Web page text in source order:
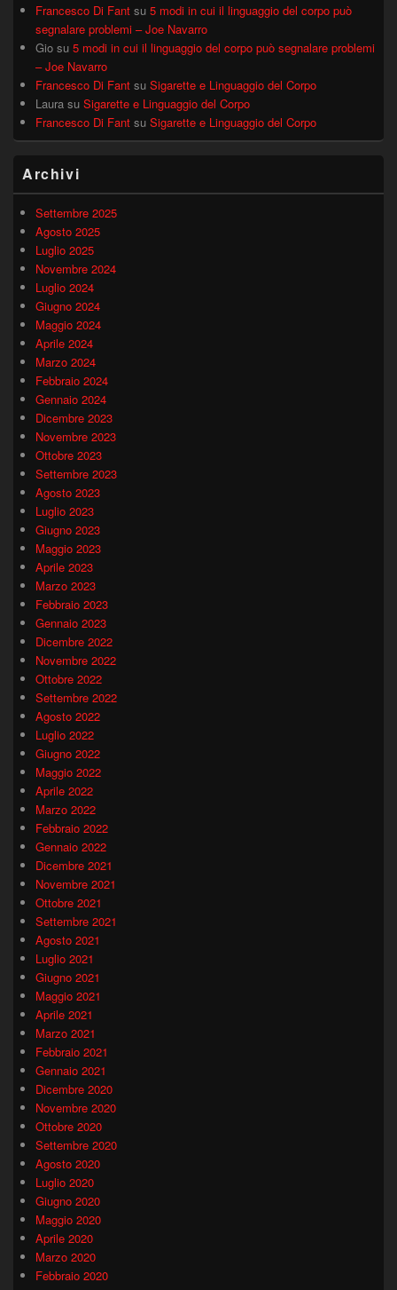
Francesco Di Fant su 5 modi in cui il linguaggio del corpo può
segnalare problemi – Joe Navarro
Gio su 5 modi in cui il linguaggio del corpo può segnalare problemi
– Joe Navarro
Francesco Di Fant su Sigarette e Linguaggio del Corpo
Laura su Sigarette e Linguaggio del Corpo
Francesco Di Fant su Sigarette e Linguaggio del Corpo
Archivi
Settembre 2025
Agosto 2025
Luglio 2025
Novembre 2024
Luglio 2024
Giugno 2024
Maggio 2024
Aprile 2024
Marzo 2024
Febbraio 2024
Gennaio 2024
Dicembre 2023
Novembre 2023
Ottobre 2023
Settembre 2023
Agosto 2023
Luglio 2023
Giugno 2023
Maggio 2023
Aprile 2023
Marzo 2023
Febbraio 2023
Gennaio 2023
Dicembre 2022
Novembre 2022
Ottobre 2022
Settembre 2022
Agosto 2022
Luglio 2022
Giugno 2022
Maggio 2022
Aprile 2022
Marzo 2022
Febbraio 2022
Gennaio 2022
Dicembre 2021
Novembre 2021
Ottobre 2021
Settembre 2021
Agosto 2021
Luglio 2021
Giugno 2021
Maggio 2021
Aprile 2021
Marzo 2021
Febbraio 2021
Gennaio 2021
Dicembre 2020
Novembre 2020
Ottobre 2020
Settembre 2020
Agosto 2020
Luglio 2020
Giugno 2020
Maggio 2020
Aprile 2020
Marzo 2020
Febbraio 2020